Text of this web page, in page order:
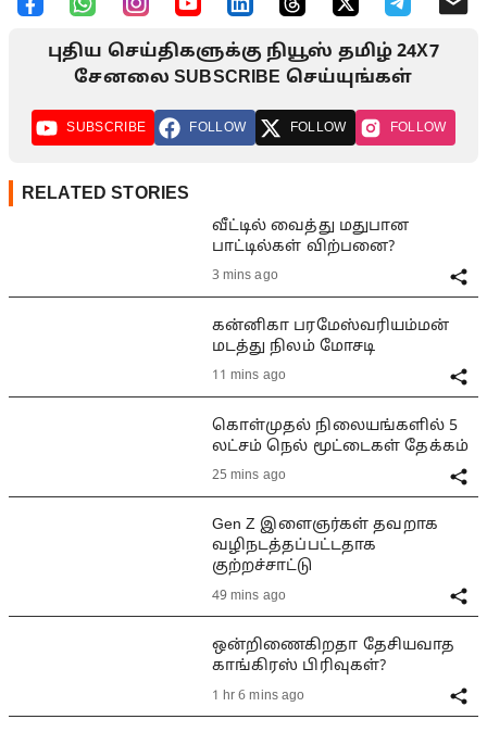
புதிய செய்திகளுக்கு நியூஸ் தமிழ் 24X7
சேனலை SUBSCRIBE செய்யுங்கள்
SUBSCRIBE FOLLOW FOLLOW FOLLOW
RELATED STORIES
வீட்டில் வைத்து மதுபான
பாட்டில்கள் விற்பனை?
3 mins ago
கன்னிகா பரமேஸ்வரியம்மன்
மடத்து நிலம் மோசடி
11 mins ago
கொள்முதல் நிலையங்களில் 5
லட்சம் நெல் மூட்டைகள் தேக்கம்
25 mins ago
Gen Z இளைஞர்கள் தவறாக
வழிநடத்தப்பட்டதாக
குற்றச்சாட்டு
49 mins ago
ஒன்றிணைகிறதா தேசியவாத
காங்கிரஸ் பிரிவுகள்?
1 hr 6 mins ago